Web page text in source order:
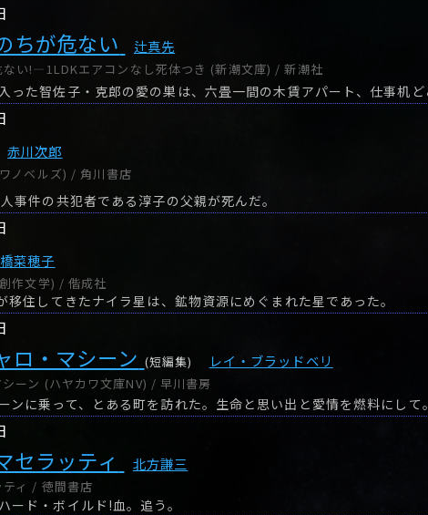
ちが危ない 辻真先
ない!―1LDKエアコンなし死体つき (新潮文庫) / 新潮社
赤川次郎
ノベルズ) / 角川書店
事件の共犯者である淳子の父親が死んだ。
橋菜穂子
作文学) / 偕成社
移住してきたナイラ星は、鉱物資源にめぐまれた星であった。
ロ・マシーン (短編集) レイ・ブラッドベリ
ーン (ハヤカワ文庫NV) / 早川書房
ンに乗って、とある町を訪れた。生命と思い出と愛情を燃料にして。
セラッティ 北方謙三
ィ / 徳間書店
ード・ボイルド!血。追う。